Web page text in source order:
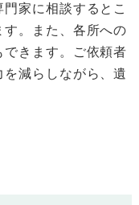
家に相談するとこ
。また、各所への
きます。ご依頼者
減らしながら、遺